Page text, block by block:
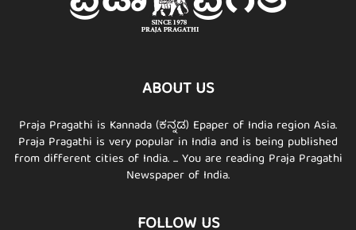
ABOUT US
Praja Pragathi is Kannada (ಕನ್ನಡ) Epaper of India region Asia.
Praja Pragathi is very popular in India and is being published
from different cities of India. ... You are reading Praja Pragathi
Newspaper of India.
FOLLOW US